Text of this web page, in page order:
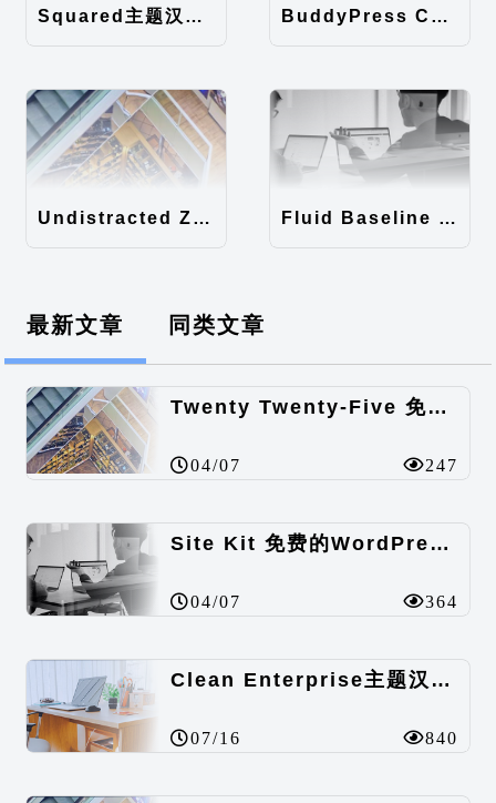
Squared主题汉化包 BuddyPress Colours主题汉化包
Undistracted Zen主题汉化包 Fluid Baseline Grid主题汉化包
最新文章 同类文章
Twenty Twenty-Five 免费的WordPress内容主题
04/07 247
Site Kit 免费的WordPress数据统计插件
04/07 364
Clean Enterprise主题汉化包
07/16 840